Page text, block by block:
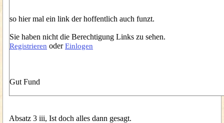
so hier mal ein link der hoffentlich auch funzt.
Sie haben nicht die Berechtigung Links zu sehen.
Registrieren oderEinlogen
Gut Fund
Absatz 3 iii, Ist doch alles dann gesagt.